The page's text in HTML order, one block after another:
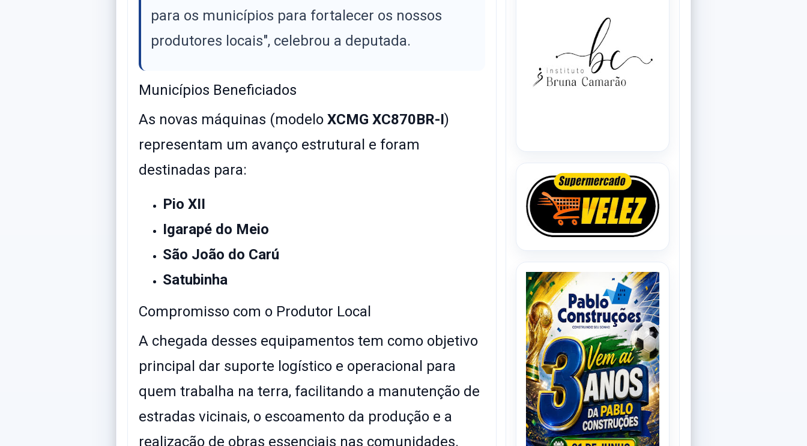
para os municípios para fortalecer os nossos
produtores locais", celebrou a deputada.
​Municípios Beneficiados
​As novas máquinas (modelo XCMG XC870BR-I)
representam um avanço estrutural e foram
destinadas para:
Pio XII
Igarapé do Meio
São João do Carú
Satubinha
​Compromisso com o Produtor Local
​A chegada desses equipamentos tem como objetivo
principal dar suporte logístico e operacional para
quem trabalha na terra, facilitando a manutenção de
estradas vicinais, o escoamento da produção e a
realização de obras essenciais nas comunidades.